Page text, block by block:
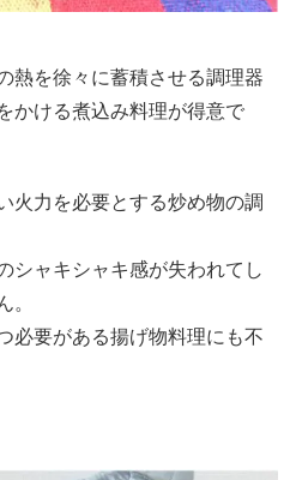
熱を徐々に蓄積させる調理器
かける煮込み料理が得意で
火力を必要とする炒め物の調
シャキシャキ感が失われてし
。
必要がある揚げ物料理にも不